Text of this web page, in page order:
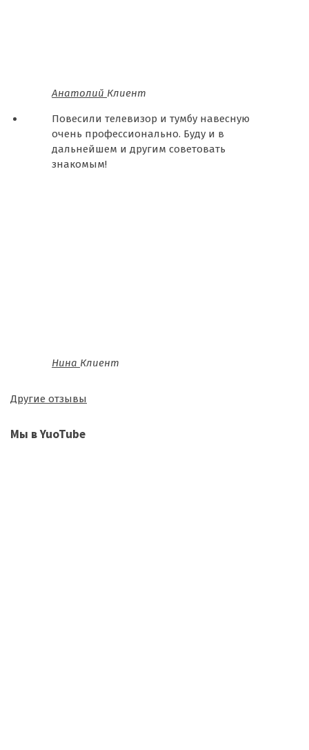
Анатолий Клиент
Повесили телевизор и тумбу навесную
очень профессионально. Буду и в
дальнейшем и другим советовать
знакомым!
Нина Клиент
Другие отзывы
Мы в YuoTube